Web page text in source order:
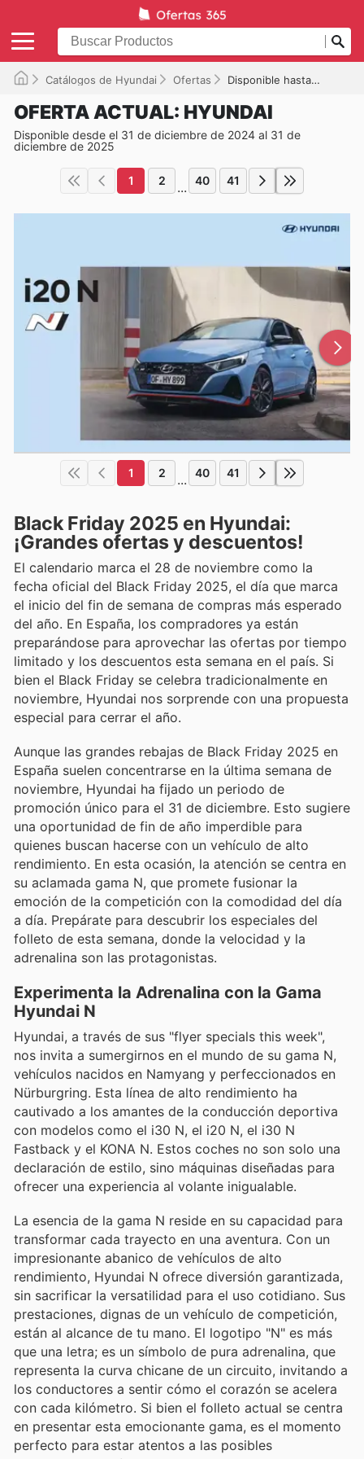
Catálogos de Hyundai Ofertas Disponible hasta el 31/12/2025
OFERTA ACTUAL: HYUNDAI
Disponible desde el 31 de diciembre de 2024 al 31 de
diciembre de 2025
1 2 ... 40 41
1 2 ... 40 41
Black Friday 2025 en Hyundai:
¡Grandes ofertas y descuentos!
El calendario marca el 28 de noviembre como la
fecha oficial del Black Friday 2025, el día que marca
el inicio del fin de semana de compras más esperado
del año. En España, los compradores ya están
preparándose para aprovechar las ofertas por tiempo
limitado y los descuentos esta semana en el país. Si
bien el Black Friday se celebra tradicionalmente en
noviembre, Hyundai nos sorprende con una propuesta
especial para cerrar el año.
Aunque las grandes rebajas de Black Friday 2025 en
España suelen concentrarse en la última semana de
noviembre, Hyundai ha fijado un periodo de
promoción único para el 31 de diciembre. Esto sugiere
una oportunidad de fin de año imperdible para
quienes buscan hacerse con un vehículo de alto
rendimiento. En esta ocasión, la atención se centra en
su aclamada gama N, que promete fusionar la
emoción de la competición con la comodidad del día
a día. Prepárate para descubrir los especiales del
folleto de esta semana, donde la velocidad y la
adrenalina son las protagonistas.
Experimenta la Adrenalina con la Gama
Hyundai N
Hyundai, a través de sus "flyer specials this week",
nos invita a sumergirnos en el mundo de su gama N,
vehículos nacidos en Namyang y perfeccionados en
Nürburgring. Esta línea de alto rendimiento ha
cautivado a los amantes de la conducción deportiva
con modelos como el i30 N, el i20 N, el i30 N
Fastback y el KONA N. Estos coches no son solo una
declaración de estilo, sino máquinas diseñadas para
ofrecer una experiencia al volante inigualable.
La esencia de la gama N reside en su capacidad para
transformar cada trayecto en una aventura. Con un
impresionante abanico de vehículos de alto
rendimiento, Hyundai N ofrece diversión garantizada,
sin sacrificar la versatilidad para el uso cotidiano. Sus
prestaciones, dignas de un vehículo de competición,
están al alcance de tu mano. El logotipo "N" es más
que una letra; es un símbolo de pura adrenalina, que
representa la curva chicane de un circuito, invitando a
los conductores a sentir cómo el corazón se acelera
con cada kilómetro. Si bien el folleto actual se centra
en presentar esta emocionante gama, es el momento
perfecto para estar atentos a las posibles